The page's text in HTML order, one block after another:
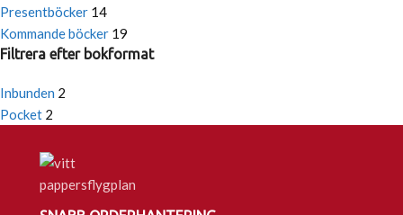
Presentböcker 14
Kommande böcker 19
Filtrera efter bokformat
Inbunden 2
Pocket 2